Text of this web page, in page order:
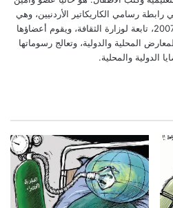
رابطة رسامي الكاريكاتير الأردنيين، وهي
رابطة ثقافية انطلقت في العام 2007، تابعة لوزارة الثقافة، ويقوم أعضاؤها
المحلية والدولية، وتعالج رسوماتها
الدولية والمحلية.